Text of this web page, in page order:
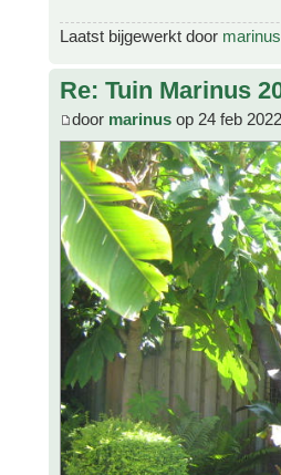
Laatst bijgewerkt door marinus
Re: Tuin Marinus
door marinus op 24 feb